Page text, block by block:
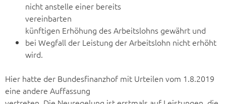
nicht anstelle einer bereits
vereinbarten
künftigen Erhöhung des Arbeitslohns gewährt und
bei Wegfall der Leistung der Arbeitslohn nicht erhöht
wird.
Hier hatte der Bundesfinanzhof mit Urteilen vom 1.8.2019
eine andere Auffassung